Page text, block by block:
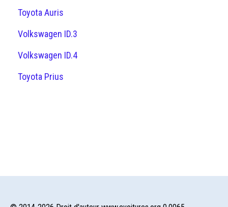
Toyota Auris
Volkswagen ID.3
Volkswagen ID.4
Toyota Prius